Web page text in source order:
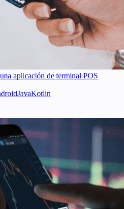
aplicación de terminal POS
JavaKotlin